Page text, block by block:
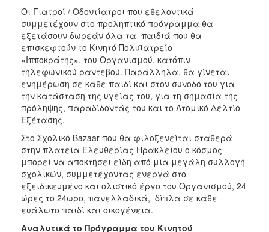
Οι Γιατροί / Οδοντίατροι που εθελοντικά
συμμετέχουν στο προληπτικό πρόγραμμα θα
εξετάσουν δωρεάν όλα τα παιδιά που θα
επισκεφτούν το Κινητό Πολυϊατρείο
«Ιπποκράτης», του Οργανισμού, κατόπιν
τηλεφωνικού ραντεβού. Παράλληλα, θα γίνεται
ενημέρωση σε κάθε παιδί και στον συνοδό του για
την κατάσταση της υγείας του, για τη σημασία της
πρόληψης, παραδίδοντάς του και το Ατομικό Δελτίο
Εξέτασης.
Στο Σχολικό Bazaar που θα φιλοξενείται σταθερά
στην πλατεία Ελευθερίας Ηρακλείου ο κόσμος
μπορεί να αποκτήσει είδη από μία μεγάλη συλλογή
σχολικών, συμμετέχοντας ενεργά στο
εξειδικευμένο και ολιστικό έργο του Οργανισμού, 24
ώρες το 24ωρο, πανελλαδικά, δίπλα σε κάθε
ευάλωτο παιδί και οικογένεια.
Αναλυτικά το Πρόγραμμα του Κινητού